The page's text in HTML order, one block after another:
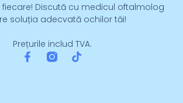
fiecare! Discută cu medicul oftalmolog
soluția adecvată ochilor tăi!
Prețurile includ TVA.